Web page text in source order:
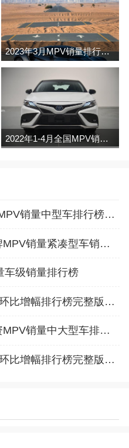
2023年3月MPV销量排行榜完整版名单
2022年1-4月全国MPV销量排行榜完整版
2022年2月合资品牌MPV销量中型车排行榜完整版名单
2016年10月合资品牌MPV销量紧凑型车销量排行榜完整版名单
车级销量排行榜
2017年5月MPV销量环比增幅排行榜完整版名单
2025年12月全国合资MPV销量中大型车排行榜完整版(出口量
2016年7月MPV销量环比增幅排行榜完整版名单